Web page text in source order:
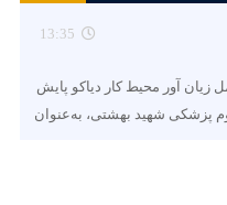
13:35
زیان آور محیط کار دیاکو پایش
پزشکی شهید بهشتی، به‌عنوان